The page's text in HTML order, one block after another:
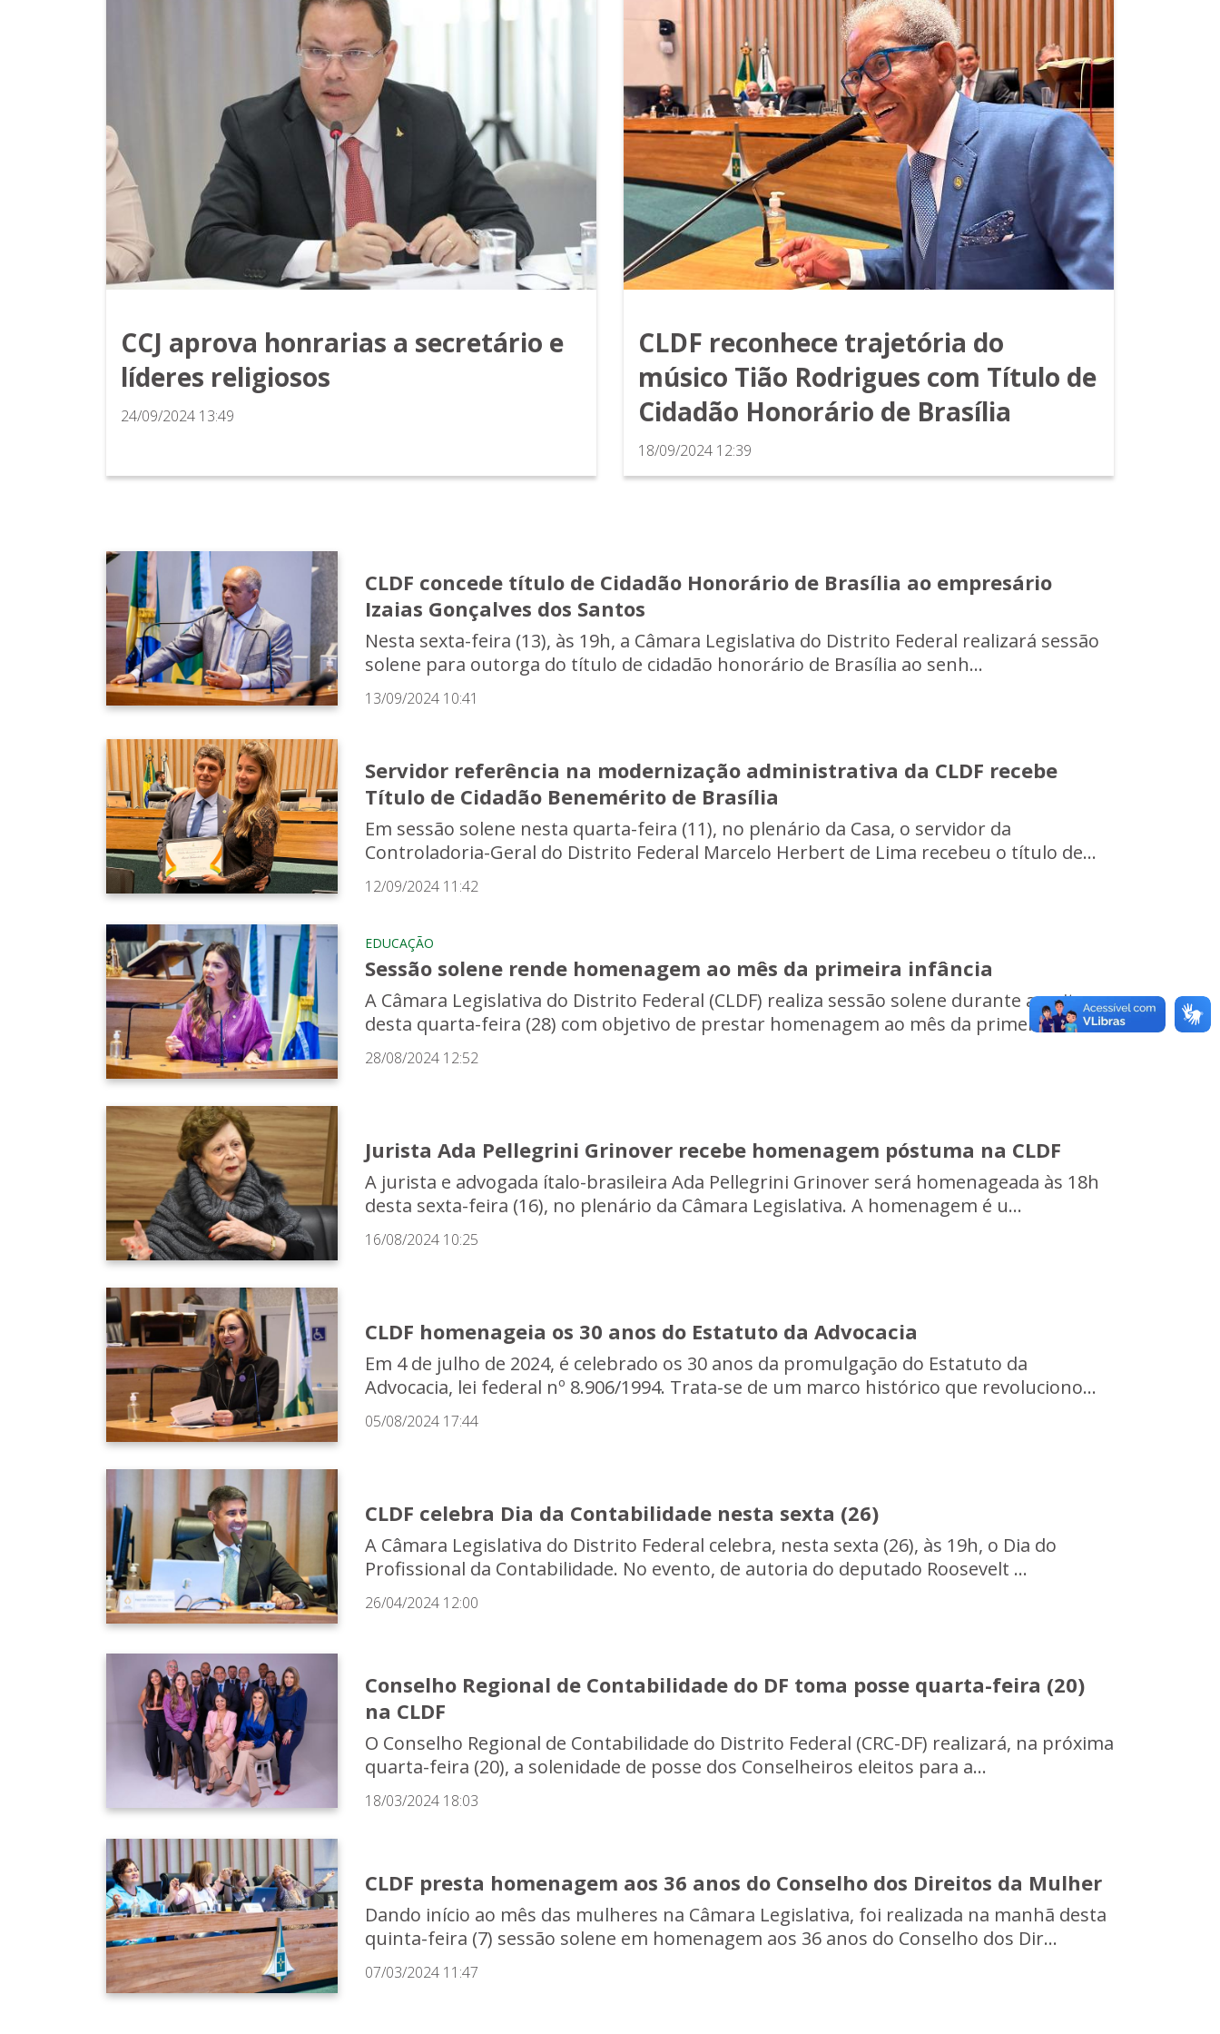
CCJ aprova honrarias a secretário e
líderes religiosos
24/09/2024 13:49
CLDF reconhece trajetória do
músico Tião Rodrigues com Título de
Cidadão Honorário de Brasília
18/09/2024 12:39
CLDF concede título de Cidadão Honorário de Brasília ao empresário
Izaias Gonçalves dos Santos
Nesta sexta-feira (13), às 19h, a Câmara Legislativa do Distrito Federal realizará sessão
solene para outorga do título de cidadão honorário de Brasília ao senh...
13/09/2024 10:41
Servidor referência na modernização administrativa da CLDF recebe
Título de Cidadão Benemérito de Brasília
Em sessão solene nesta quarta-feira (11), no plenário da Casa, o servidor da
Controladoria-Geral do Distrito Federal Marcelo Herbert de Lima recebeu o título de...
12/09/2024 11:42
EDUCAÇÃO
Sessão solene rende homenagem ao mês da primeira infância
A Câmara Legislativa do Distrito Federal (CLDF) realiza sessão solene durante a noite
desta quarta-feira (28) com objetivo de prestar homenagem ao mês da primei...
28/08/2024 12:52
Jurista Ada Pellegrini Grinover recebe homenagem póstuma na CLDF
A jurista e advogada ítalo-brasileira Ada Pellegrini Grinover será homenageada às 18h
desta sexta-feira (16), no plenário da Câmara Legislativa. A homenagem é u...
16/08/2024 10:25
CLDF homenageia os 30 anos do Estatuto da Advocacia
Em 4 de julho de 2024, é celebrado os 30 anos da promulgação do Estatuto da
Advocacia, lei federal nº 8.906/1994. Trata-se de um marco histórico que revoluciono...
05/08/2024 17:44
CLDF celebra Dia da Contabilidade nesta sexta (26)
A Câmara Legislativa do Distrito Federal celebra, nesta sexta (26), às 19h, o Dia do
Profissional da Contabilidade. No evento, de autoria do deputado Roosevelt ...
26/04/2024 12:00
Conselho Regional de Contabilidade do DF toma posse quarta-feira (20)
na CLDF
O Conselho Regional de Contabilidade do Distrito Federal (CRC-DF) realizará, na próxima
quarta-feira (20), a solenidade de posse dos Conselheiros eleitos para a...
18/03/2024 18:03
CLDF presta homenagem aos 36 anos do Conselho dos Direitos da Mulher
Dando início ao mês das mulheres na Câmara Legislativa, foi realizada na manhã desta
quinta-feira (7) sessão solene em homenagem aos 36 anos do Conselho dos Dir...
07/03/2024 11:47